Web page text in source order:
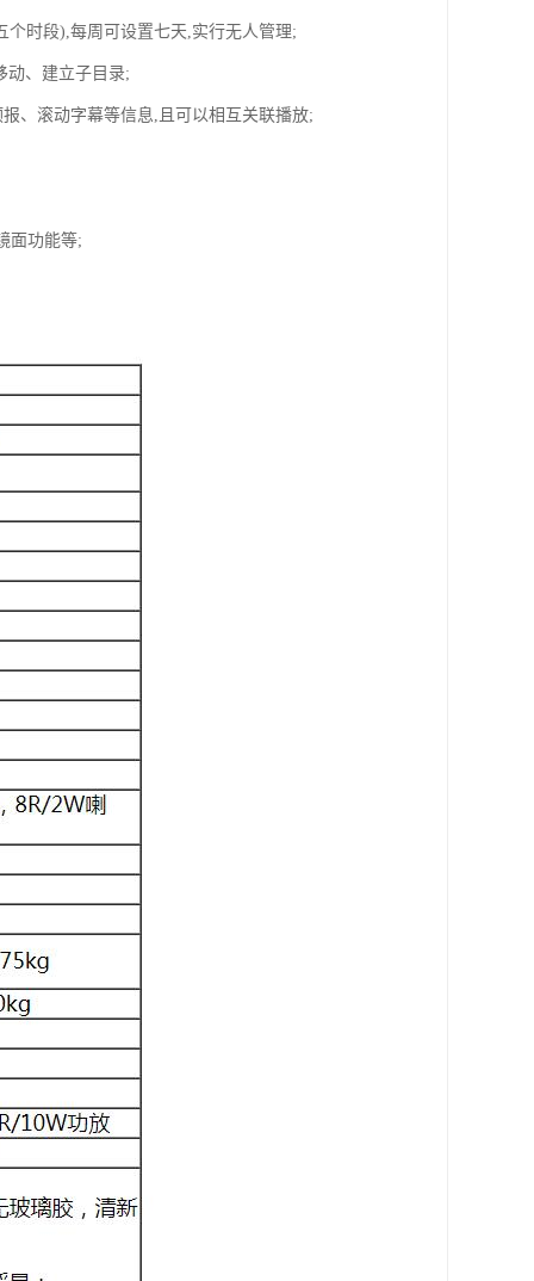
时段),每周可设置七天,实行无人管理;
动、建立子目录;
、滚动字幕等信息,且可以相互关联播放;
面功能等;